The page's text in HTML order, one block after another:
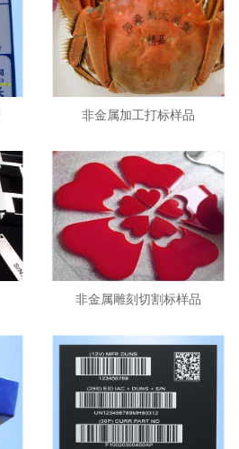
非金属加工打标样品
非金属雕刻切割标样品